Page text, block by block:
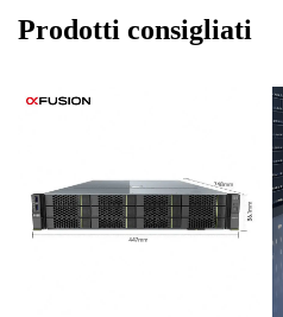
Prodotti consigliati